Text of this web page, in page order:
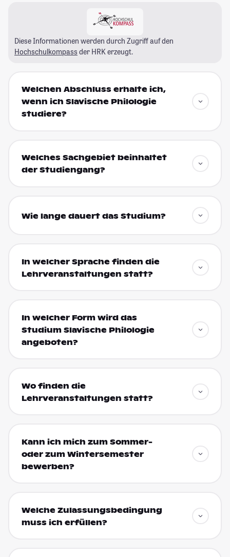
Diese Informationen werden durch Zugriff auf den
Hochschulkompass der HRK erzeugt.
Welchen Abschluss erhalte ich,
wenn ich Slavische Philologie
studiere?
Welches Sachgebiet beinhaltet
der Studiengang?
Wie lange dauert das Studium?
In welcher Sprache finden die
Lehrveranstaltungen statt?
In welcher Form wird das
Studium Slavische Philologie
angeboten?
Wo finden die
Lehrveranstaltungen statt?
Kann ich mich zum Sommer-
oder zum Wintersemester
bewerben?
Welche Zulassungsbedingung
muss ich erfüllen?